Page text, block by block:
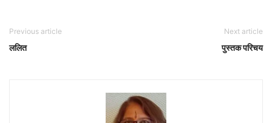
Previous article
ललित
Next article
पुस्तक परिचय